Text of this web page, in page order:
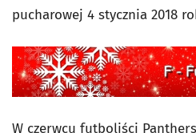
pucharowej 4 stycznia 2018
W czerwcu futboliści